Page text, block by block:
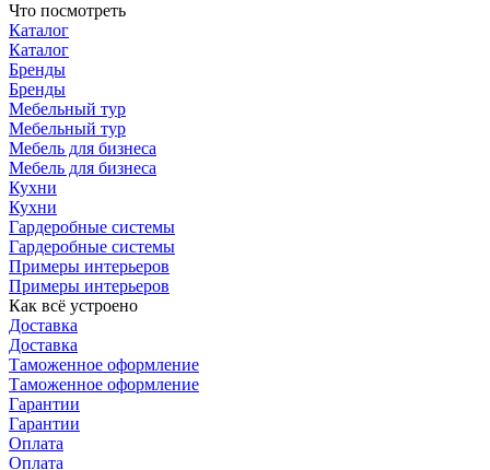
Что посмотреть
Каталог
Каталог
Бренды
Бренды
Мебельный тур
Мебельный тур
Мебель для бизнеса
Мебель для бизнеса
Кухни
Кухни
Гардеробные системы
Гардеробные системы
Примеры интерьеров
Примеры интерьеров
Как всё устроено
Доставка
Доставка
Таможенное оформление
Таможенное оформление
Гарантии
Гарантии
Оплата
Оплата